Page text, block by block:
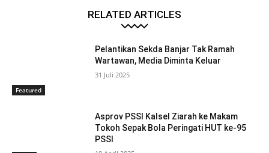
RELATED ARTICLES
Featured
Pelantikan Sekda Banjar Tak Ramah
Wartawan, Media Diminta Keluar
31 Juli 2025
Asprov PSSI Kalsel Ziarah ke Makam
Tokoh Sepak Bola Peringati HUT ke-95
PSSI